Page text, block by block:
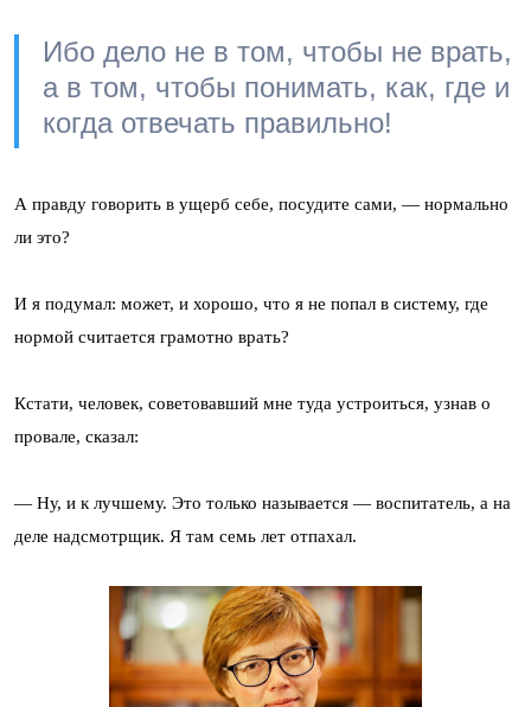
Ибо дело не в том, чтобы не врать,
а в том, чтобы понимать, как, где и
когда отвечать правильно!
А правду говорить в ущерб себе, посудите сами, — нормально
ли это?
И я подумал: может, и хорошо, что я не попал в систему, где
нормой считается грамотно врать?
Кстати, человек, советовавший мне туда устроиться, узнав о
провале, сказал:
— Ну, и к лучшему. Это только называется — воспитатель, а на
деле надсмотрщик. Я там семь лет отпахал.